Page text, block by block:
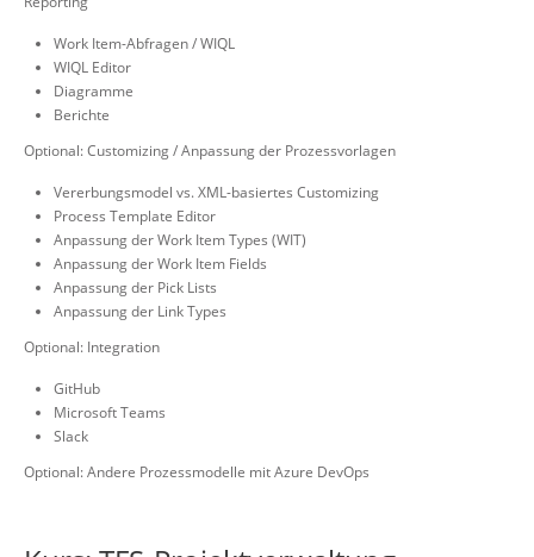
Work Item-Abfragen / WIQL
WIQL Editor
Diagramme
Berichte
Optional: Customizing / Anpassung der Prozessvorlagen
Vererbungsmodel vs. XML-basiertes Customizing
Process Template Editor
Anpassung der Work Item Types (WIT)
Anpassung der Work Item Fields
Anpassung der Pick Lists
Anpassung der Link Types
Optional: Integration
GitHub
Microsoft Teams
Slack
Optional: Andere Prozessmodelle mit Azure DevOps